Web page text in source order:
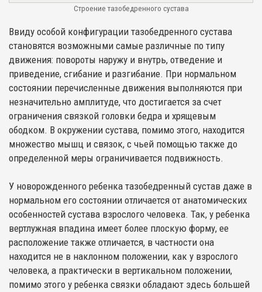
Строение тазобедренного сустава
Ввиду особой конфигурации тазобедренного сустава
становятся возможными самые различные по типу
движения: повороты наружу и внутрь, отведение и
приведение, сгибание и разгибание. При нормальном
состоянии перечисленные движения выполняются при
незначительно амплитуде, что достигается за счет
ограничения связкой головки бедра и хрящевым
ободком. В окружении сустава, помимо этого, находится
множество мышц и связок, с чьей помощью также до
определенной меры ограничивается подвижность.
У новорожденного ребенка тазобедренный сустав даже в
нормальном его состоянии отличается от анатомических
особенностей сустава взрослого человека. Так, у ребенка
вертлужная впадина имеет более плоскую форму, ее
расположение также отличается, в частности она
находится не в наклонном положении, как у взрослого
человека, а практически в вертикальном положении,
помимо этого у ребенка связки обладают здесь большей